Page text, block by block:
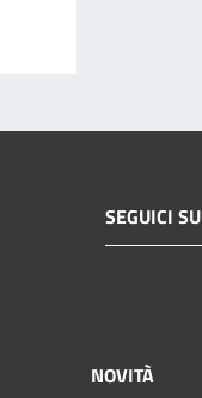
SEGUICI SU
NOVITÀ